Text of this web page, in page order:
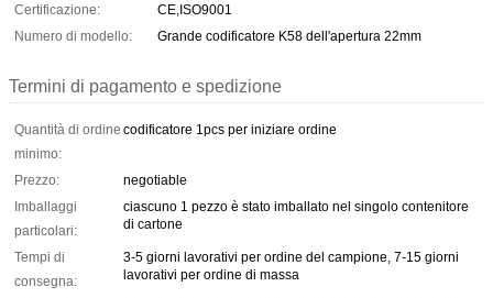
Certificazione:
CE,ISO9001
Numero di modello:
Grande codificatore K58 dell'apertura 22mm
Termini di pagamento e spedizione
Quantità di ordine
minimo:
codificatore 1pcs per iniziare ordine
Prezzo:
negotiable
Imballaggi
particolari:
ciascuno 1 pezzo è stato imballato nel singolo contenitore
di cartone
Tempi di
consegna:
3-5 giorni lavorativi per ordine del campione, 7-15 giorni
lavorativi per ordine di massa